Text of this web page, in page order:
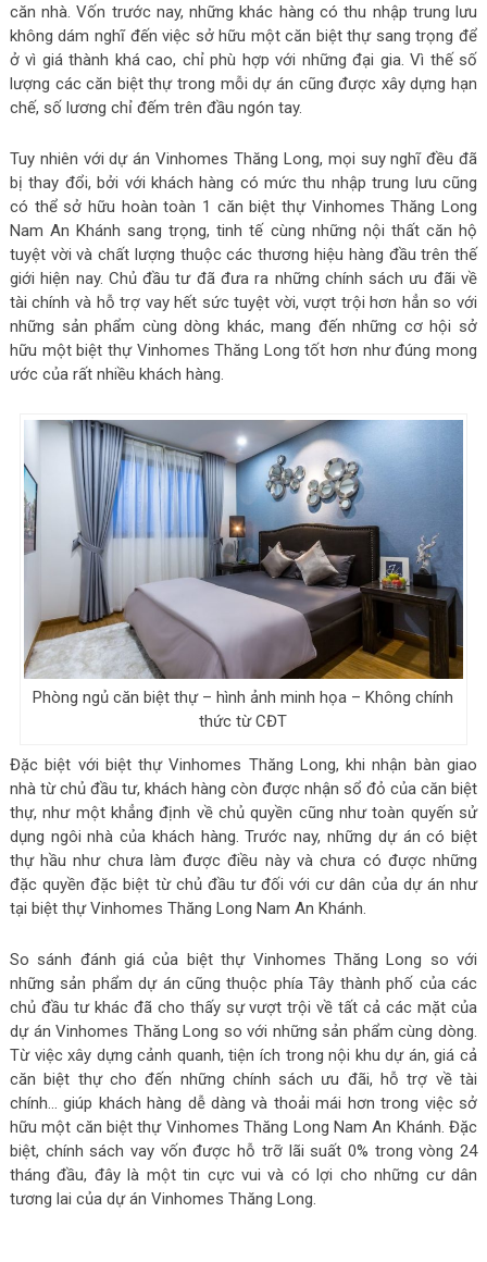
căn nhà. Vốn trước nay, những khác hàng có thu nhập trung lưu
không dám nghĩ đến việc sở hữu một căn biệt thự sang trọng để
ở vì giá thành khá cao, chỉ phù hợp với những đại gia. Vì thế số
lượng các căn biệt thự trong mỗi dự án cũng được xây dựng hạn
chế, số lương chỉ đếm trên đầu ngón tay.
Tuy nhiên với dự án Vinhomes Thăng Long, mọi suy nghĩ đều đã
bị thay đổi, bởi với khách hàng có mức thu nhập trung lưu cũng
có thể sở hữu hoàn toàn 1 căn biệt thự Vinhomes Thăng Long
Nam An Khánh sang trọng, tinh tế cùng những nội thất căn hộ
tuyệt vời và chất lượng thuộc các thương hiệu hàng đầu trên thế
giới hiện nay. Chủ đầu tư đã đưa ra những chính sách ưu đãi về
tài chính và hỗ trợ vay hết sức tuyệt vời, vượt trội hơn hẳn so với
những sản phẩm cùng dòng khác, mang đến những cơ hội sở
hữu một biệt thự Vinhomes Thăng Long tốt hơn như đúng mong
ước của rất nhiều khách hàng.
Phòng ngủ căn biệt thự – hình ảnh minh họa – Không chính
thức từ CĐT
Đặc biệt với biệt thự Vinhomes Thăng Long, khi nhận bàn giao
nhà từ chủ đầu tư, khách hàng còn được nhận sổ đỏ của căn biệt
thự, như một khẳng định về chủ quyền cũng như toàn quyến sử
dụng ngôi nhà của khách hàng. Trước nay, những dự án có biệt
thự hầu như chưa làm được điều này và chưa có được những
đặc quyền đặc biệt từ chủ đầu tư đối với cư dân của dự án như
tại biệt thự Vinhomes Thăng Long Nam An Khánh.
So sánh đánh giá của biệt thự Vinhomes Thăng Long so với
những sản phẩm dự án cũng thuộc phía Tây thành phố của các
chủ đầu tư khác đã cho thấy sự vượt trội về tất cả các mặt của
dự án Vinhomes Thăng Long so với những sản phẩm cùng dòng.
Từ việc xây dựng cảnh quanh, tiện ích trong nội khu dự án, giá cả
căn biệt thự cho đến những chính sách ưu đãi, hỗ trợ về tài
chính… giúp khách hàng dễ dàng và thoải mái hơn trong việc sở
hữu một căn biệt thự Vinhomes Thăng Long Nam An Khánh. Đặc
biệt, chính sách vay vốn được hỗ trỡ lãi suất 0% trong vòng 24
tháng đầu, đây là một tin cực vui và có lợi cho những cư dân
tương lai của dự án Vinhomes Thăng Long.